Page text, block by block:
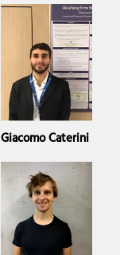
Giacomo Caterini